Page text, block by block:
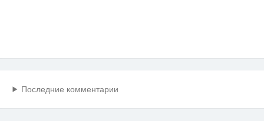
Последние комментарии